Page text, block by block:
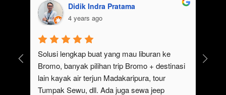
Didik Indra Pratama
4 years ago
Solusi lengkap buat yang mau liburan ke
Bromo, banyak pilihan trip Bromo + destinasi
lain kayak air terjun Madakaripura, tour
Tumpak Sewu, dll. Ada juga sewa jeep